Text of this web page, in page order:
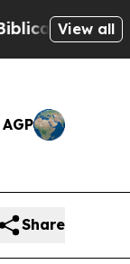
on
View all
Share